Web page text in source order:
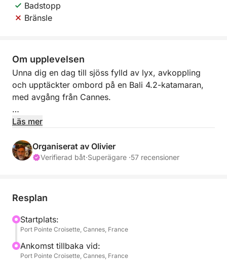
Badstopp
Bränsle
Om upplevelsen
Unna dig en dag till sjöss fylld av lyx, avkoppling
och upptäckter ombord på en Bali 4.2-katamaran,
med avgång från Cannes.
Avgång kl. 10:00 – Välkommen ombord
professionella skeppare guida dig. Sätt segel mot
det kristallklara vattnet på Lérinsöarna, en naturlig
Bad och avkoppling vid öarna
simning, avkoppling på Bali 4.2:ans rymliga däck
och trevliga stunder ombord. Läsk ingår för att
förstärka denna avkopplande paus.
Läs mer
Organiserat av Olivier
Verifierad båt·Superägare ·57 recensioner
Resplan
Startplats:
Port Pointe Croisette, Cannes, France
Ankomst tillbaka vid:
Port Pointe Croisette, Cannes, France